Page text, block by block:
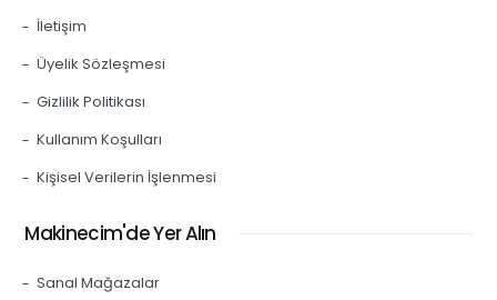
İletişim
Üyelik Sözleşmesi
Gizlilik Politikası
Kullanım Koşulları
Kişisel Verilerin İşlenmesi
Makinecim'de Yer Alın
Sanal Mağazalar